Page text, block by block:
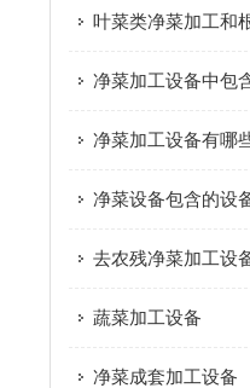
净菜加工设备有哪
净菜设备包含的设
去农残净菜加工设
蔬菜加工设备
净菜成套加工设备